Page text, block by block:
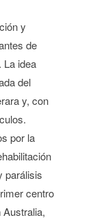
y
de
La idea
del
y, con
por la
parálisis
centro